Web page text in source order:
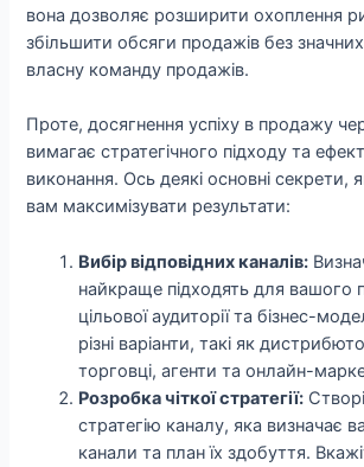
вона дозволяє розширити охоплення
збільшити обсяги продажів без значних
власну команду продажів.
Проте, досягнення успіху в продажу
вимагає стратегічного підходу та
виконання. Ось деякі основні секрети,
вам максимізувати результати:
Вибір відповідних каналів:
найкраще підходять для вашого
цільової аудиторії та бізнес-
різні варіанти, такі як
торговці, агенти та онлайн-
Розробка чіткої стратегії:
стратегію каналу, яка визначає
канали та план їх здобуття.